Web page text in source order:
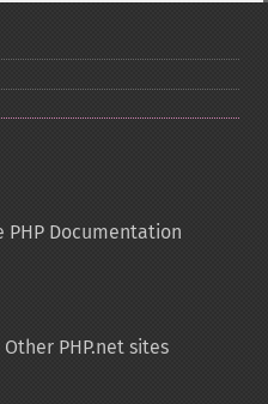
PHP Documentation
Other PHP.net sites